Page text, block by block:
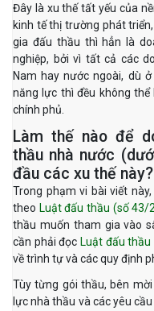
Đây là xu thế tất yếu của
kinh tế thị trường phát
gia đấu thầu thì hẳn là
nghiệp, bởi vì tất cả các
Nam hay nước ngoài, dù
năng lực thì đều không
chính phủ.
Làm thế nào để
thầu nhà nước
đầu các xu thế này?
Trong phạm vi bài viết
theo Luật đấu thầu (số 43/
thầu muốn tham gia vào
cần phải đọc Luật đấu
về trình tự và các quy định
Tùy từng gói thầu, bên
lực nhà thầu và các yêu